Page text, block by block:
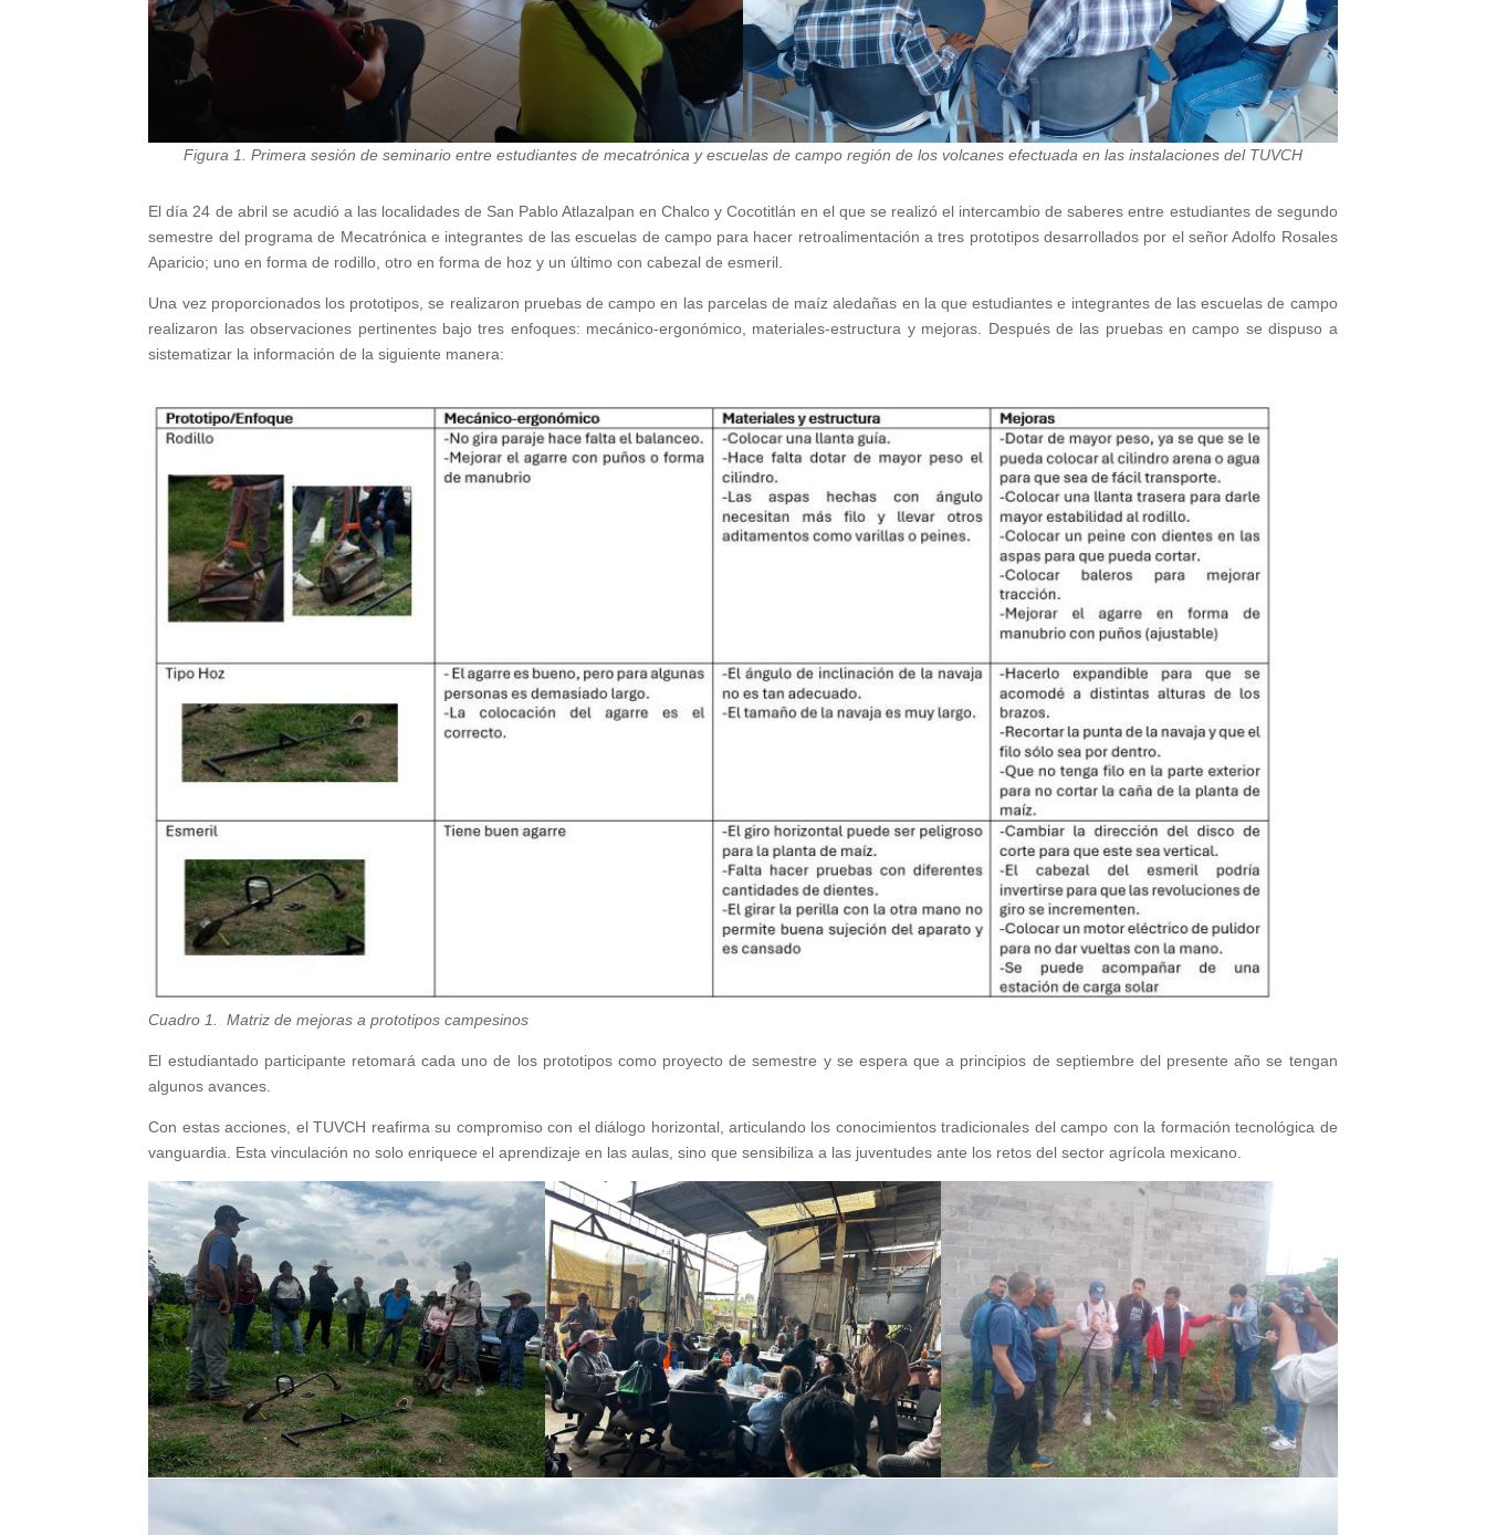
Figura 1. Primera sesión de seminario entre estudiantes de mecatrónica y escuelas de campo región de los volcanes efectuada en las instalaciones del TUVCH
El día 24 de abril se acudió a las localidades de San Pablo Atlazalpan en Chalco y Cocotitlán en el que se realizó el intercambio de saberes entre estudiantes de segundo
semestre del programa de Mecatrónica e integrantes de las escuelas de campo para hacer retroalimentación a tres prototipos desarrollados por el señor Adolfo Rosales
Aparicio; uno en forma de rodillo, otro en forma de hoz y un último con cabezal de esmeril.
Una vez proporcionados los prototipos, se realizaron pruebas de campo en las parcelas de maíz aledañas en la que estudiantes e integrantes de las escuelas de campo
realizaron las observaciones pertinentes bajo tres enfoques: mecánico-ergonómico, materiales-estructura y mejoras. Después de las pruebas en campo se dispuso a
sistematizar la información de la siguiente manera:
Cuadro 1. Matriz de mejoras a prototipos campesinos
El estudiantado participante retomará cada uno de los prototipos como proyecto de semestre y se espera que a principios de septiembre del presente año se tengan
algunos avances.
Con estas acciones, el TUVCH reafirma su compromiso con el diálogo horizontal, articulando los conocimientos tradicionales del campo con la formación tecnológica de
vanguardia. Esta vinculación no solo enriquece el aprendizaje en las aulas, sino que sensibiliza a las juventudes ante los retos del sector agrícola mexicano.